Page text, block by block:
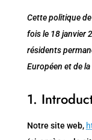
Cette politique
fois le 18 janvier
résidents
Européen et de la
1.
Notre site web,